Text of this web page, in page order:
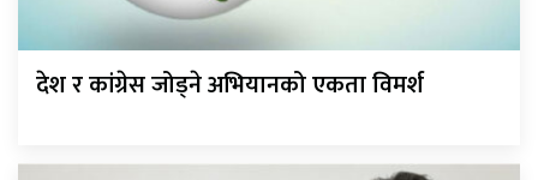
देश र कांग्रेस जोड्ने अभियानको एकता विमर्श